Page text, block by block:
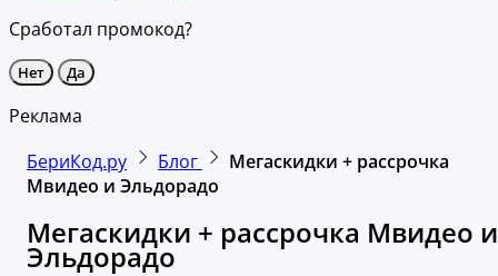
Сработал промокод?
Нет Да
Реклама
БериКод.ру
Блог
Мегаскидки + рассрочка
Мвидео и Эльдорадо
Мегаскидки + рассрочка Мвидео и
Эльдорадо